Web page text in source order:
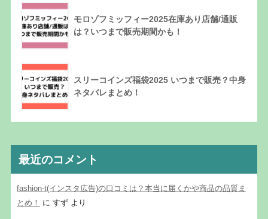
モロゾフミッフィー2025在庫あり店舗/通販
は？いつまで販売期間かも！
スリーコインズ福袋2025 いつまで販売？中身
ネタバレまとめ！
最近のコメント
fashion-t(インスタ広告)の口コミは？本当に届くかや商品の品質ま
とめ！
に すずより